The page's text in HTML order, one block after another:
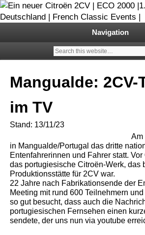
Ein neuer Citroën
2000 |1.200
Deutschland |
Events |
Garage 2CV – Automobile Klassiker
Navigation
Mangualde: 2CV-
im TV
Stand: 13/11/23
Am
in Mangualde/Portugal das dritte
Entenfahrerinnen und Fahrer statt.
das portugiesische Citroën-Werk, das
Produktionsstätte für 2CV war.
22 Jahre nach Fabrikationsende der
Meeting mit rund 600 Teilnehmern
so gut besucht, dass auch die
portugiesischen Fernsehen einen
sendete, der uns nun via youtube